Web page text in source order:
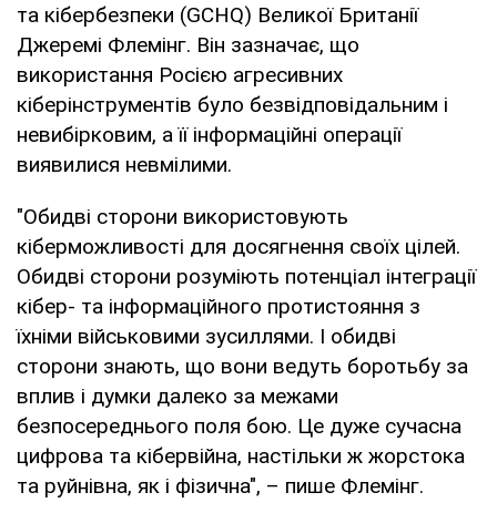
та кібербезпеки (GCHQ) Великої Британії
Джеремі Флемінг. Він зазначає, що
використання Росією агресивних
кіберінструментів було безвідповідальним і
невибірковим, а її інформаційні операції
виявилися невмілими.
"Обидві сторони використовують
кіберможливості для досягнення своїх цілей.
Обидві сторони розуміють потенціал інтеграції
кібер- та інформаційного протистояння з
їхніми військовими зусиллями. І обидві
сторони знають, що вони ведуть боротьбу за
вплив і думки далеко за межами
безпосереднього поля бою. Це дуже сучасна
цифрова та кібервійна, настільки ж жорстока
та руйнівна, як і фізична", – пише Флемінг.